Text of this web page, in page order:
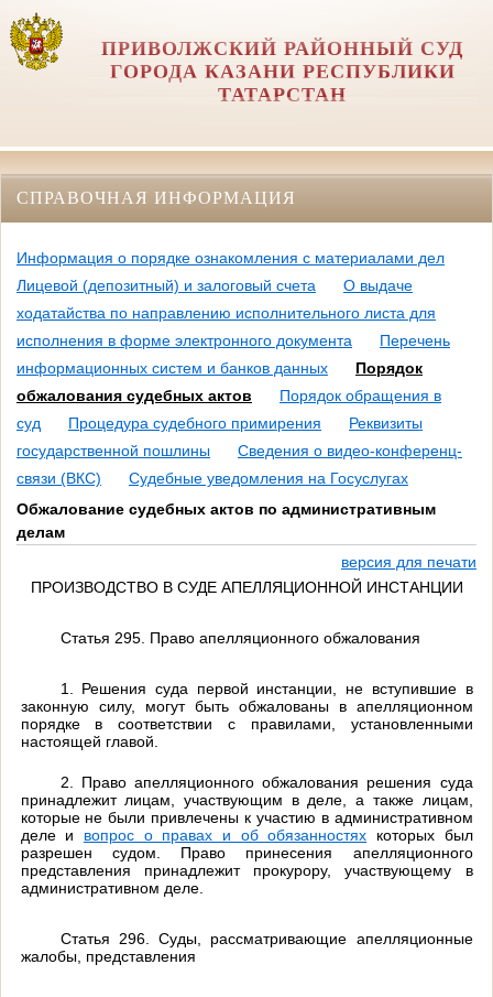
ПРИВОЛЖСКИЙ РАЙОННЫЙ СУД
ГОРОДА КАЗАНИ РЕСПУБЛИКИ
ТАТАРСТАН
СПРАВОЧНАЯ ИНФОРМАЦИЯ
Информация о порядке ознакомления с материалами дел
Лицевой (депозитный) и залоговый счета
О выдаче
ходатайства по направлению исполнительного листа для
исполнения в форме электронного документа
Перечень
информационных систем и банков данных
Порядок
обжалования судебных актов
Порядок обращения в
суд
Процедура судебного примирения
Реквизиты
государственной пошлины
Сведения о видео-конференц-
связи (ВКС)
Судебные уведомления на Госуслугах
Обжалование судебных актов по административным
делам
версия для печати
ПРОИЗВОДСТВО В СУДЕ АПЕЛЛЯЦИОННОЙ ИНСТАНЦИИ
Статья 295. Право апелляционного обжалования
1. Решения суда первой инстанции, не вступившие в
законную силу, могут быть обжалованы в апелляционном
порядке в соответствии с правилами, установленными
настоящей главой.
2. Право апелляционного обжалования решения суда
принадлежит лицам, участвующим в деле, а также лицам,
которые не были привлечены к участию в административном
деле и вопрос о правах и об обязанностях которых был
разрешен судом. Право принесения апелляционного
представления принадлежит прокурору, участвующему в
административном деле.
Статья 296. Суды, рассматривающие апелляционные
жалобы, представления